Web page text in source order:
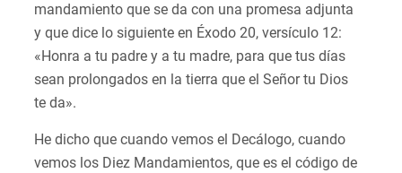
mandamiento que se da con una promesa adjunta
y que dice lo siguiente en Éxodo 20, versículo 12:
«Honra a tu padre y a tu madre, para que tus días
sean prolongados en la tierra que el Señor tu Dios
te da».
He dicho que cuando vemos el Decálogo, cuando
vemos los Diez Mandamientos, que es el código de